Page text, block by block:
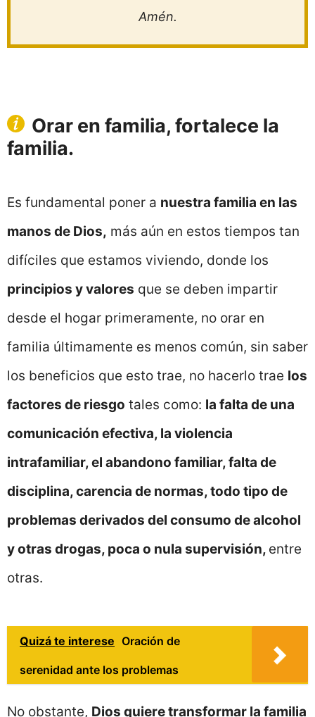
Amén.
Orar en familia, fortalece la
familia.
Es fundamental poner a nuestra familia en las
manos de Dios, más aún en estos tiempos tan
difíciles que estamos viviendo, donde los
principios y valores que se deben impartir
desde el hogar primeramente, no orar en
familia últimamente es menos común, sin saber
los beneficios que esto trae, no hacerlo trae los
factores de riesgo tales como: la falta de una
comunicación efectiva, la violencia
intrafamiliar, el abandono familiar, falta de
disciplina, carencia de normas, todo tipo de
problemas derivados del consumo de alcohol
y otras drogas, poca o nula supervisión, entre
otras.
Quizá te interese Oración de
serenidad ante los problemas
No obstante, Dios quiere transformar la familia